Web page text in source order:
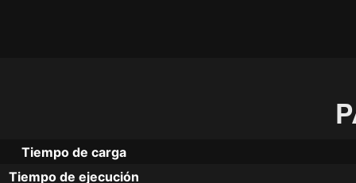
Tiempo de carga
Tiempo de ejecución